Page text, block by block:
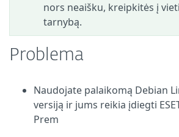
nors neaišku, kreipkitės į
tarnybą.
Problema
Naudojate palaikomą Debian
versiją ir jums reikia įdiegti
Prem